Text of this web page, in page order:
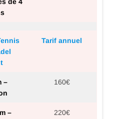
Tarif annuel
–
160€
–
220€